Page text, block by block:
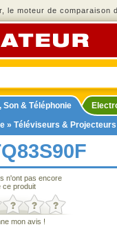
le moteur de comparaison
Son & Téléphonie
» Téléviseurs & Projecteurs
n'ont pas encore
ce produit
mon avis !